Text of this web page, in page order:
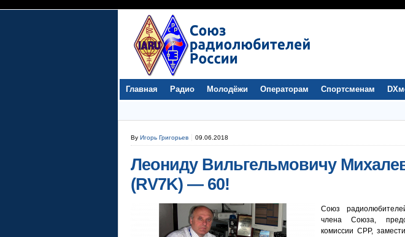
Главная Радио Молодёжи Операторам Спортсменам
By Игорь Григорьев 09.06.2018
Леониду Вильгельмовичу
(RV7K) — 60!
Союз
члена Союза,
комиссии СРР,